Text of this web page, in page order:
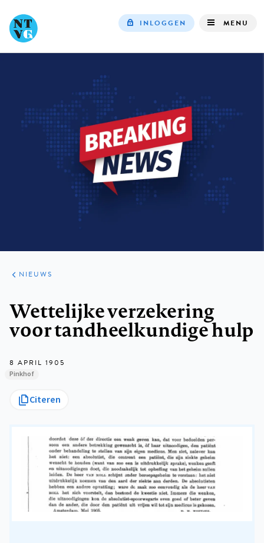
INLOGGEN MENU
ARTIKELEN
HET
KORT
NIEUWS
Wettelijke verzekering
voor tandheelkundige hulp
8 APRIL 1905
Pinkhof
Citeren